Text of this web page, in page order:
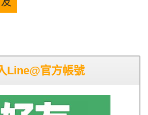
Line@官方帳號